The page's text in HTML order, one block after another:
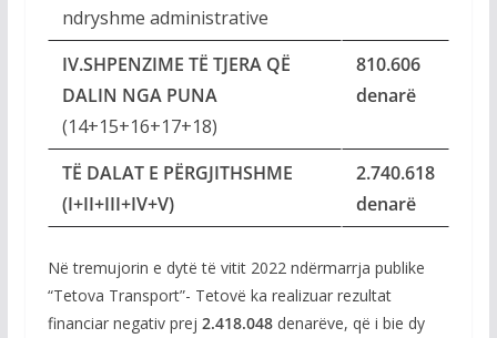
ndryshme administrative
IV.SHPENZIME TË TJERA QË
DALIN NGA PUNA
(14+15+16+17+18)
810.606
denarë
TË DALAT E PËRGJITHSHME
(I+II+III+IV+V)
2.740.618
denarë
Në tremujorin e dytë të vitit 2022 ndërmarrja publike
“Tetova Transport”- Tetovë ka realizuar rezultat
financiar negativ prej 2.418.048denarëve, që i bie dy